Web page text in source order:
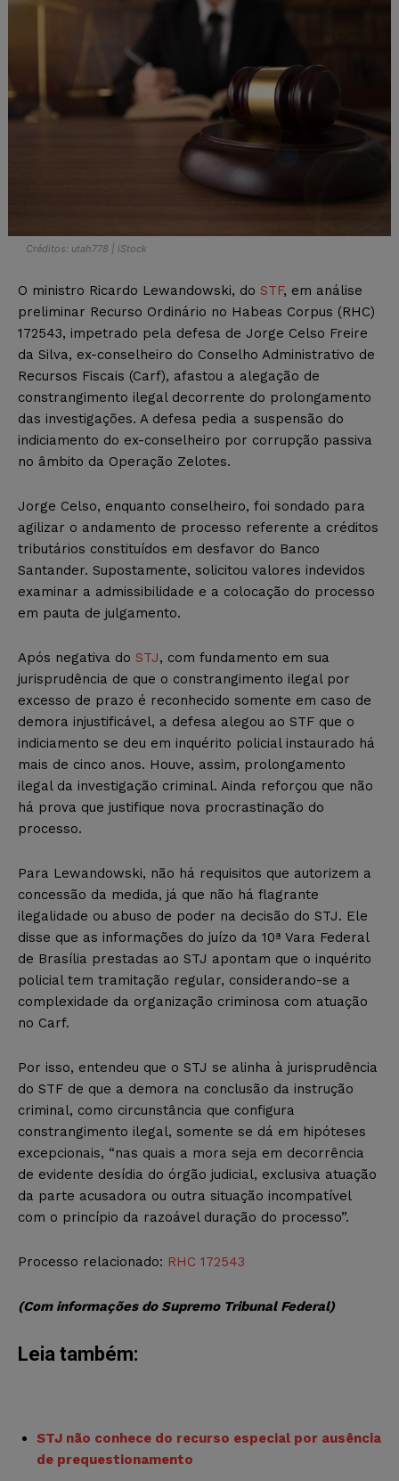
Créditos: utah778 | iStock
O ministro Ricardo Lewandowski, do STF, em análise
preliminar Recurso Ordinário no Habeas Corpus (RHC)
172543, impetrado pela defesa de Jorge Celso Freire
da Silva, ex-conselheiro do Conselho Administrativo de
Recursos Fiscais (Carf), afastou a alegação de
constrangimento ilegal decorrente do prolongamento
das investigações. A defesa pedia a suspensão do
indiciamento do ex-conselheiro por corrupção passiva
no âmbito da Operação Zelotes.
Jorge Celso, enquanto conselheiro, foi sondado para
agilizar o andamento de processo referente a créditos
tributários constituídos em desfavor do Banco
Santander. Supostamente, solicitou valores indevidos
examinar a admissibilidade e a colocação do processo
em pauta de julgamento.
Após negativa do STJ, com fundamento em sua
jurisprudência de que o constrangimento ilegal por
excesso de prazo é reconhecido somente em caso de
demora injustificável, a defesa alegou ao STF que o
indiciamento se deu em inquérito policial instaurado há
mais de cinco anos. Houve, assim, prolongamento
ilegal da investigação criminal. Ainda reforçou que não
há prova que justifique nova procrastinação do
processo.
Para Lewandowski, não há requisitos que autorizem a
concessão da medida, já que não há flagrante
ilegalidade ou abuso de poder na decisão do STJ. Ele
disse que as informações do juízo da 10ª Vara Federal
de Brasília prestadas ao STJ apontam que o inquérito
policial tem tramitação regular, considerando-se a
complexidade da organização criminosa com atuação
no Carf.
Por isso, entendeu que o STJ se alinha à jurisprudência
do STF de que a demora na conclusão da instrução
criminal, como circunstância que configura
constrangimento ilegal, somente se dá em hipóteses
excepcionais, “nas quais a mora seja em decorrência
de evidente desídia do órgão judicial, exclusiva atuação
da parte acusadora ou outra situação incompatível
com o princípio da razoável duração do processo”.
Processo relacionado: RHC 172543
(Com informações do Supremo Tribunal Federal)
Leia também:
STJ não conhece do recurso especial por ausência
de prequestionamento